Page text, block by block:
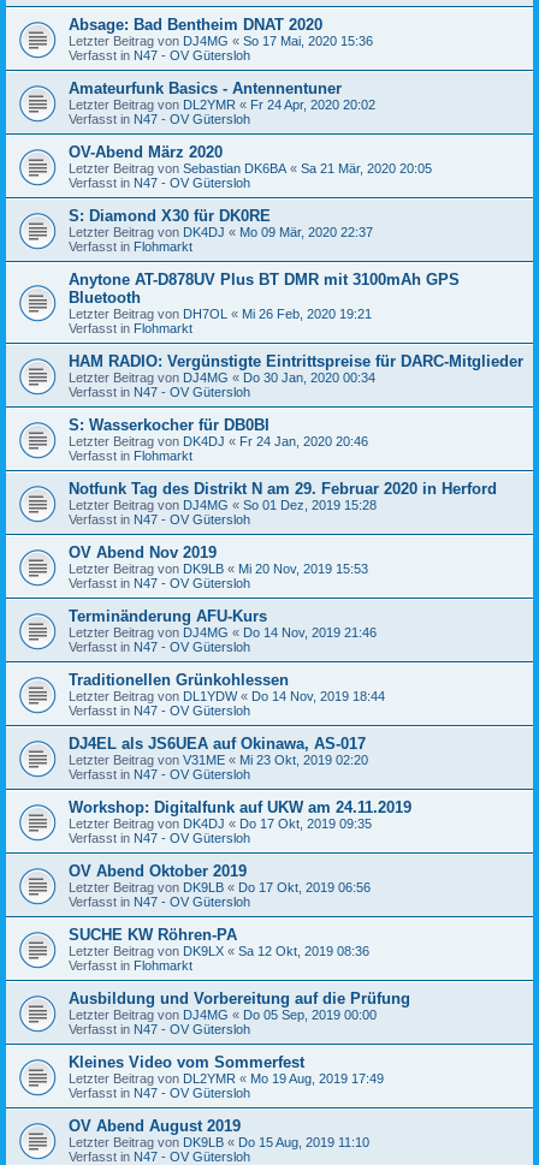
Absage: Bad Bentheim DNAT 2020
Letzter Beitrag von DJ4MG « So 17 Mai, 2020 15:36
Verfasst in N47 - OV Gütersloh
Amateurfunk Basics - Antennentuner
Letzter Beitrag von DL2YMR « Fr 24 Apr, 2020 20:02
Verfasst in N47 - OV Gütersloh
OV-Abend März 2020
Letzter Beitrag von Sebastian DK6BA « Sa 21 Mär, 2020 20:05
Verfasst in N47 - OV Gütersloh
S: Diamond X30 für DK0RE
Letzter Beitrag von DK4DJ « Mo 09 Mär, 2020 22:37
Verfasst in Flohmarkt
Anytone AT-D878UV Plus BT DMR mit 3100mAh GPS
Bluetooth
Letzter Beitrag von DH7OL « Mi 26 Feb, 2020 19:21
Verfasst in Flohmarkt
HAM RADIO: Vergünstigte Eintrittspreise für DARC-Mitglieder
Letzter Beitrag von DJ4MG « Do 30 Jan, 2020 00:34
Verfasst in N47 - OV Gütersloh
S: Wasserkocher für DB0BI
Letzter Beitrag von DK4DJ « Fr 24 Jan, 2020 20:46
Verfasst in Flohmarkt
Notfunk Tag des Distrikt N am 29. Februar 2020 in Herford
Letzter Beitrag von DJ4MG « So 01 Dez, 2019 15:28
Verfasst in N47 - OV Gütersloh
OV Abend Nov 2019
Letzter Beitrag von DK9LB « Mi 20 Nov, 2019 15:53
Verfasst in N47 - OV Gütersloh
Terminänderung AFU-Kurs
Letzter Beitrag von DJ4MG « Do 14 Nov, 2019 21:46
Verfasst in N47 - OV Gütersloh
Traditionellen Grünkohlessen
Letzter Beitrag von DL1YDW« Do 14 Nov, 2019 18:44
Verfasst in N47 - OV Gütersloh
DJ4EL als JS6UEA auf Okinawa, AS-017
Letzter Beitrag von V31ME « Mi 23 Okt, 2019 02:20
Verfasst in N47 - OV Gütersloh
Workshop: Digitalfunk auf UKW am 24.11.2019
Letzter Beitrag von DK4DJ « Do 17 Okt, 2019 09:35
Verfasst in N47 - OV Gütersloh
OV Abend Oktober 2019
Letzter Beitrag von DK9LB « Do 17 Okt, 2019 06:56
Verfasst in N47 - OV Gütersloh
SUCHE KW Röhren-PA
Letzter Beitrag von DK9LX « Sa 12 Okt, 2019 08:36
Verfasst in Flohmarkt
Ausbildung und Vorbereitung auf die Prüfung
Letzter Beitrag von DJ4MG « Do 05 Sep, 2019 00:00
Verfasst in N47 - OV Gütersloh
Kleines Video vom Sommerfest
Letzter Beitrag von DL2YMR « Mo 19 Aug, 2019 17:49
Verfasst in N47 - OV Gütersloh
OV Abend August 2019
Letzter Beitrag von DK9LB « Do 15 Aug, 2019 11:10
Verfasst in N47 - OV Gütersloh